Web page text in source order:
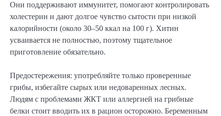
Они поддерживают иммунитет, помогают контролировать
холестерин и дают долгое чувство сытости при низкой
калорийности (около 30–50 ккал на 100 г). Хитин
усваивается не полностью, поэтому тщательное
приготовление обязательно.
Предостережения: употребляйте только проверенные
грибы, избегайте сырых или недоваренных лесных.
Людям с проблемами ЖКТ или аллергией на грибные
белки стоит вводить их в рацион осторожно. Беременным